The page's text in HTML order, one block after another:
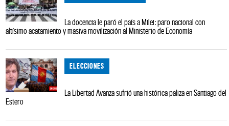
La docencia le paró el país a Milei: paro nacional con
altísimo acatamiento y masiva movilización al Ministerio de Economía
ELECCIONES
La Libertad Avanza sufrió una histórica paliza en Santiago del
Estero